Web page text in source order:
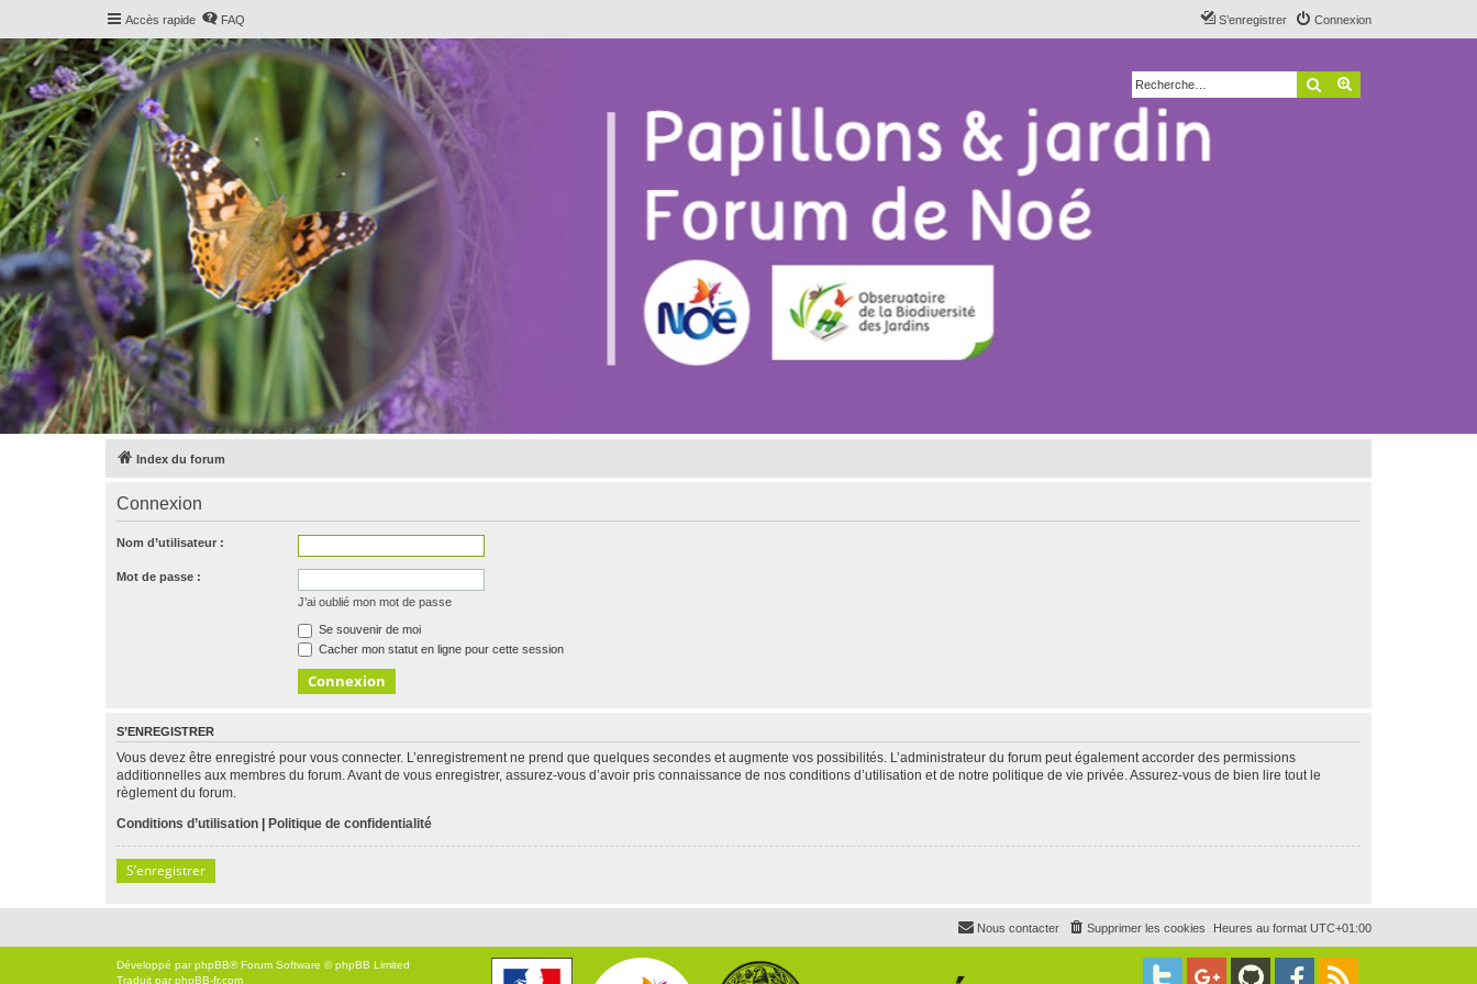
Accès rapide FAQ Connexion
S’enregistrer
Rechercher
Index du forum
Connexion
Nom d’utilisateur :
Mot de passe :
J’ai oublié mon mot de passe
Se souvenir de moi
Cacher mon statut en ligne pour cette session
S’ENREGISTRER
Vous devez être enregistré pour vous connecter. L’enregistrement ne prend que quelques secondes et augmente vos possibilités. L’administrateur du forum peut également accorder des permissions
additionnelles aux membres du forum. Avant de vous enregistrer, assurez-vous d’avoir pris connaissance de nos conditions d’utilisation et de notre politique de vie privée. Assurez-vous de bien lire tout le
règlement du forum.
Conditions d’utilisation | Politique de confidentialité
S’enregistrer
Heures au format UTC+01:00
Supprimer les cookies
Nous contacter
Développé parphpBB® Forum Software © phpBB Limited
Traduit parphpBB-fr.com